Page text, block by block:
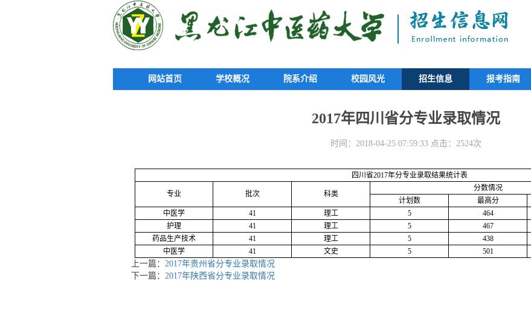
网站首页 学校概况 院系介绍 校园风光 招生信息 报考指南
2017年四川省分专业录取情况
时间：2018-04-25 07:59:33 点击：2524次
四川省2017年分专业录取结果统计表
专业 批次 科类
分数情况
计划数 最高分
中医学
41 理工 5 464
护理
41 理工 5 467
药品生产技术
41 理工 5 438
中医学
41 文史 5 501
上一篇： 2017年贵州省分专业录取情况
下一篇： 2017年陕西省分专业录取情况